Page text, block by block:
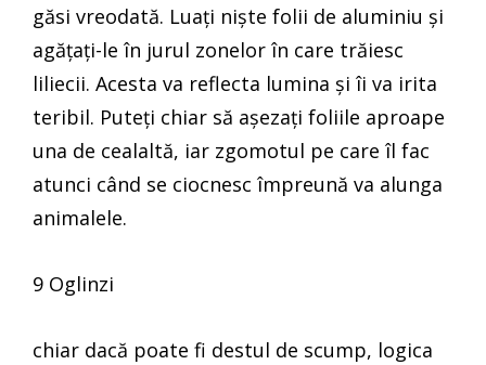
găsi vreodată. Luați niște folii de aluminiu și
agățați-le în jurul zonelor în care trăiesc
liliecii. Acesta va reflecta lumina și îi va irita
teribil. Puteți chiar să așezați foliile aproape
una de cealaltă, iar zgomotul pe care îl fac
atunci când se ciocnesc împreună va alunga
animalele.
9 Oglinzi
chiar dacă poate fi destul de scump, logica